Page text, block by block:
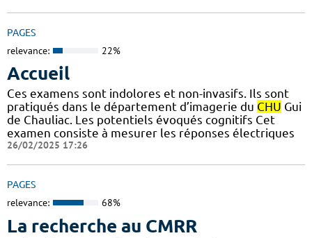
PAGES
relevance: 22%
Accueil
Ces examens sont indolores et non-invasifs. Ils sont
pratiqués dans le département d’imagerie du CHU Gui
de Chauliac. Les potentiels évoqués cognitifs Cet
examen consiste à mesurer les réponses électriques
26/02/2025 17:26
PAGES
relevance: 68%
La recherche au CMRR